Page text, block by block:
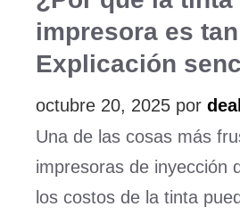
impresora es
Explicación
octubre 20, 2025 por
Una de las cosas más
impresoras de inyección
los costos de la tinta